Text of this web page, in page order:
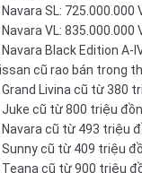
SL: 725.000.000
VL: 835.000.000
Black Edition A-
cũ rao bán trong
Grand Livina cũ từ 380
Juke cũ từ 800 triệu
Navara cũ từ 493 triệu
Sunny cũ từ 409 triệu
Teana cũ từ 900 triệu